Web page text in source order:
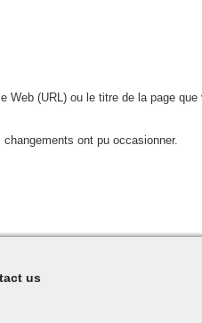
Web (URL) ou le titre de la page
ont pu occasionner.
us